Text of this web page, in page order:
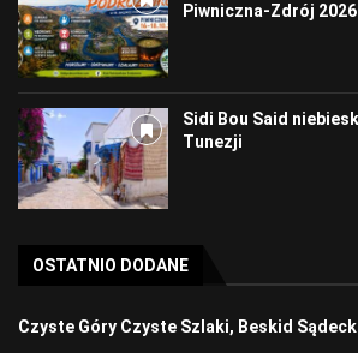
Piwniczna-Zdrój 2026
Sidi Bou Said
Tunezji
OSTATNIO DODANE
Czyste Góry Czyste Szlaki, Beskid